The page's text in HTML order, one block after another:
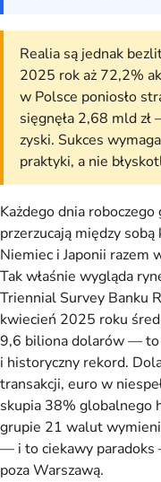
Realia są jednak
2025 rok aż 72,2%
w Polsce poniosło
sięgnęła 2,68 mld
zyski. Sukces
praktyki, a nie
Każdego dnia
przerzucają między
Niemiec i Japonii razem
Tak właśnie wygląda
Triennial Survey Banku
kwiecień 2025 roku
9,6 biliona dolarów —
i historyczny rekord.
transakcji, euro w
skupia 38% globalnego
grupie 21 walut
— i to ciekawy paradoks
poza Warszawą.